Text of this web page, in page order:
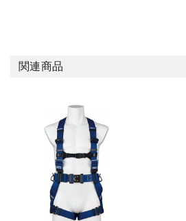
関連商品